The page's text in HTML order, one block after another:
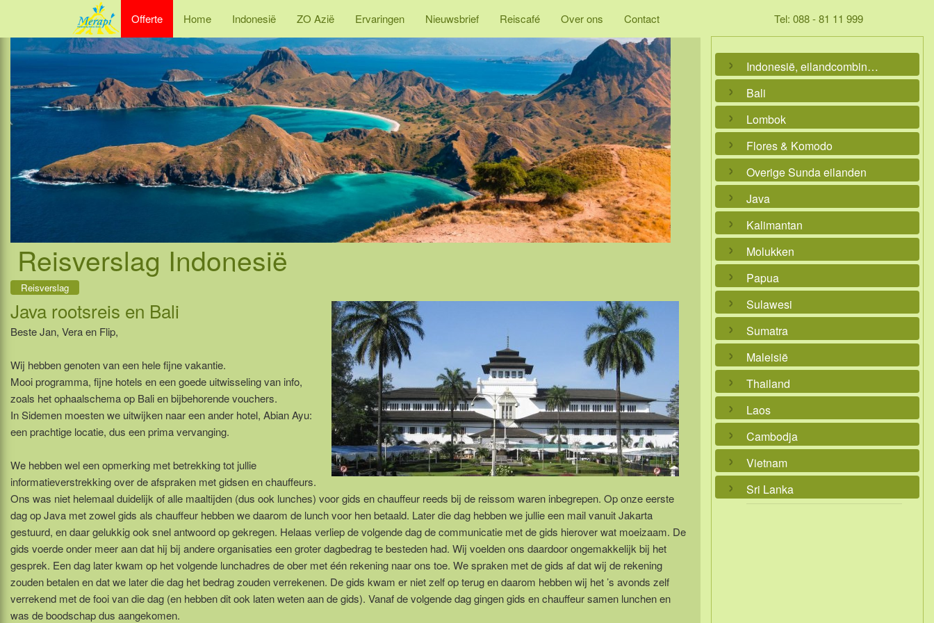
Offerte Home Indonesië ZO Azië Ervaringen Nieuwsbrief Reiscafé Over ons Contact Tel: 088 - 81 11 999
Reisverslag Indonesië
Reisverslag
Java rootsreis en Bali
Beste Jan, Vera en Flip,
Wij hebben genoten van een hele fijne vakantie.
Mooi programma, fijne hotels en een goede uitwisseling van info,
zoals het ophaalschema op Bali en bijbehorende vouchers.
In Sidemen moesten we uitwijken naar een ander hotel, Abian Ayu:
een prachtige locatie, dus een prima vervanging.
We hebben wel een opmerking met betrekking tot jullie
informatieverstrekking over de afspraken met gidsen en chauffeurs.
Ons was niet helemaal duidelijk of alle maaltijden (dus ook lunches) voor gids en chauffeur reeds bij de reissom waren inbegrepen. Op onze eerste
dag op Java met zowel gids als chauffeur hebben we daarom de lunch voor hen betaald. Later die dag hebben we jullie een mail vanuit Jakarta
gestuurd, en daar gelukkig ook snel antwoord op gekregen. Helaas verliep de volgende dag de communicatie met de gids hierover wat moeizaam. De
gids voerde onder meer aan dat hij bij andere organisaties een groter dagbedrag te besteden had. Wij voelden ons daardoor ongemakkelijk bij het
gesprek. Een dag later kwam op het volgende lunchadres de ober met één rekening naar ons toe. We spraken met de gids af dat wij de rekening
zouden betalen en dat we later die dag het bedrag zouden verrekenen. De gids kwam er niet zelf op terug en daarom hebben wij het ’s avonds zelf
verrekend met de fooi van die dag (en hebben dit ook laten weten aan de gids). Vanaf de volgende dag gingen gids en chauffeur samen lunchen en
was de boodschap dus aangekomen.
Indonesië, eilandcombinaties
Bali
Lombok
Flores & Komodo
Overige Sunda eilanden
Java
Kalimantan
Molukken
Papua
Sulawesi
Sumatra
Maleisië
Thailand
Laos
Cambodja
Vietnam
Sri Lanka